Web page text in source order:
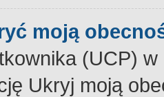
moją
(UCP) w
Ukryj moją